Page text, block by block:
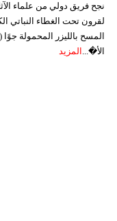
نجح فريق دولي من علماء
لقرون تحت الغطاء النباتي
الأ�... المزيد